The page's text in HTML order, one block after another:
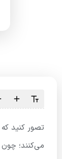
تصور کنید
می‌کنند؛